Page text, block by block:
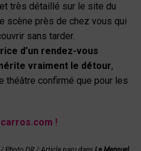
et très détaillé sur le site du
scène près de chez vous qui
sans tarder.
d’un rendez-vous
vraiment le détour,
théâtre confirmé que pour les
!